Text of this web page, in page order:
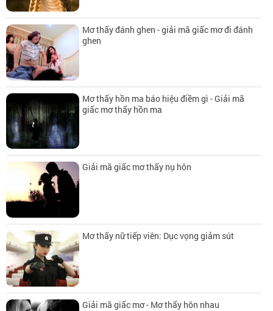
Mơ thấy đánh ghen - giải mã giấc mơ đi đánh
ghen
Mơ thấy hồn ma báo hiệu điềm gì - Giải mã
giấc mơ thấy hồn ma
Giải mã giấc mơ thấy nụ hôn
Mơ thấy nữ tiếp viên: Dục vọng giảm sút
Giải mã giấc mơ - Mơ thấy hôn nhau